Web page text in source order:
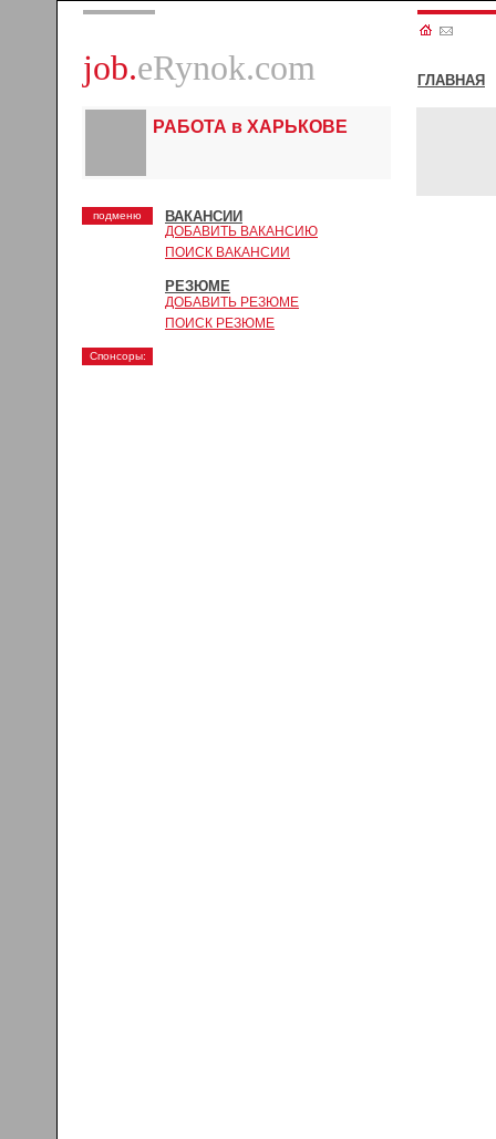
job.eRynok.com ГЛАВНАЯ
РАБОТА в ХАРЬКОВЕ
подменю ВАКАНСИИ
ДОБАВИТЬ ВАКАНСИЮ
ПОИСК ВАКАНСИИ
РЕЗЮМЕ
ДОБАВИТЬ РЕЗЮМЕ
ПОИСК РЕЗЮМЕ
Спонсоры: